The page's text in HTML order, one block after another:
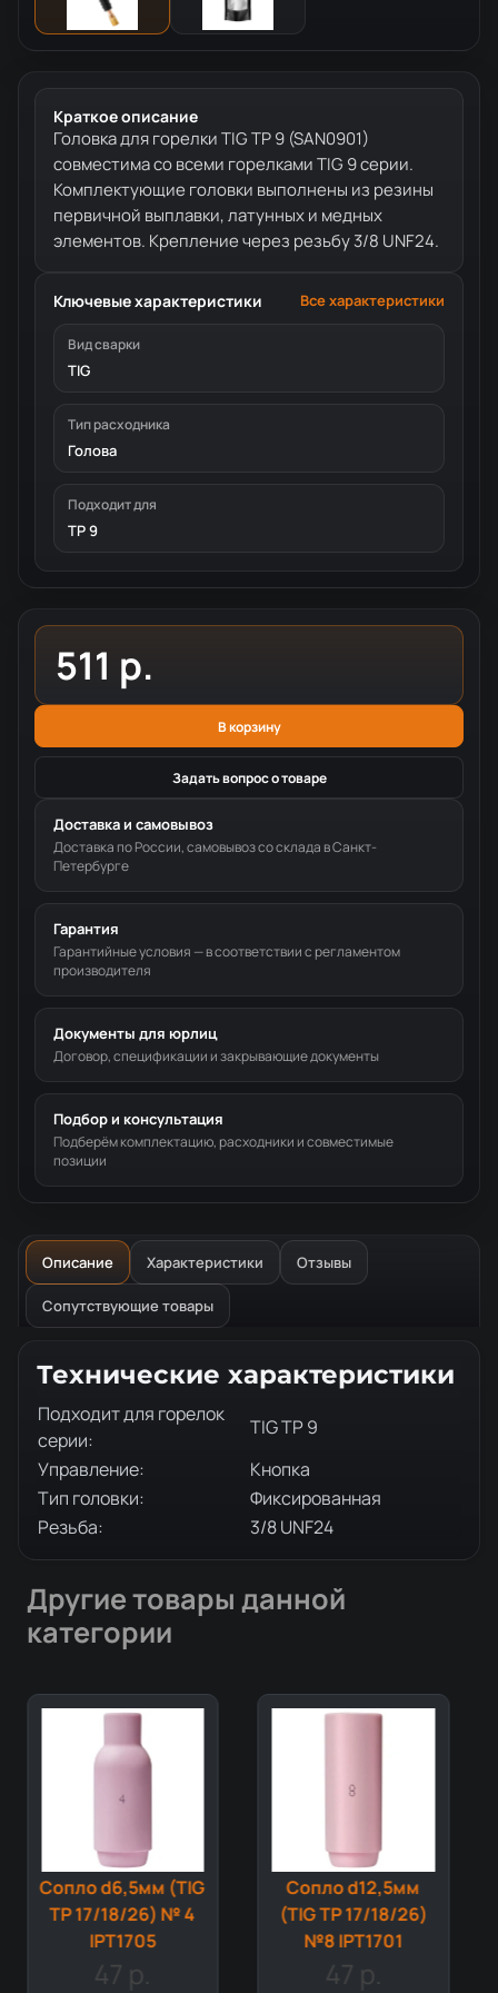
Краткое описание
Головка для горелки TIG TP 9 (SAN0901)
совместима со всеми горелками TIG 9 серии.
Комплектующие головки выполнены из резины
первичной выплавки, латунных и медных
элементов. Крепление через резьбу 3/8 UNF24.
Ключевые характеристики Все характеристики
Вид сварки
TIG
Тип расходника
Голова
Подходит для
TP 9
511 р.
В корзину
Задать вопрос о товаре
Доставка и самовывоз
Доставка по России, самовывоз со склада в Санкт-
Петербурге
Гарантия
Гарантийные условия — в соответствии с регламентом
производителя
Документы для юрлиц
Договор, спецификации и закрывающие документы
Подбор и консультация
Подберём комплектацию, расходники и совместимые
позиции
Описание Характеристики Отзывы
Сопутствующие товары
Описание товара
Технические характеристики
Подходит для горелок
серии:
TIG TP 9
Управление:
Кнопка
Тип головки:
Фиксированная
Резьба:
3/8 UNF24
Другие товары данной
категории
Сопло d6,5мм (TIG
TP 17/18/26) № 4
IPT1705
47 р.
Сопло d12,5мм
(TIG TP 17/18/26)
№8 IPT1701
47 р.